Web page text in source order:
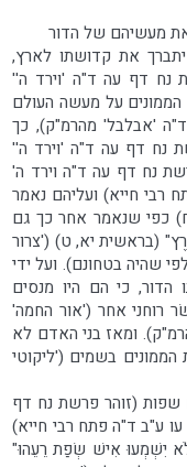
מעשיהם של הדור
את קדושתו לארץ,
נח דף עה ד"ה 'וירד ה''
על מעשה העולם
'אבלבל' מהרמ"ק), כך
נח דף עה ד"ה 'וירד ה''
נח דף עה ד"ה וירד ה'
רבי חייא) ועליהם נאמר
כפי שנאמר אחר כך גם
(בראשית יא, ט) ('צרור
שהיה בטחונם). ועל ידי
כי הם היו מנסים
רוחני אחר ('אור החמה'
ומאז בני האדם לא
בשמים ('ליקוטי
(זוהר פרשת נח דף
ע"ב ד"ה פתח רבי חייא)
יִשְׁמְעוּ אִישׁ שְׂפַת רֵעֵהוּ"